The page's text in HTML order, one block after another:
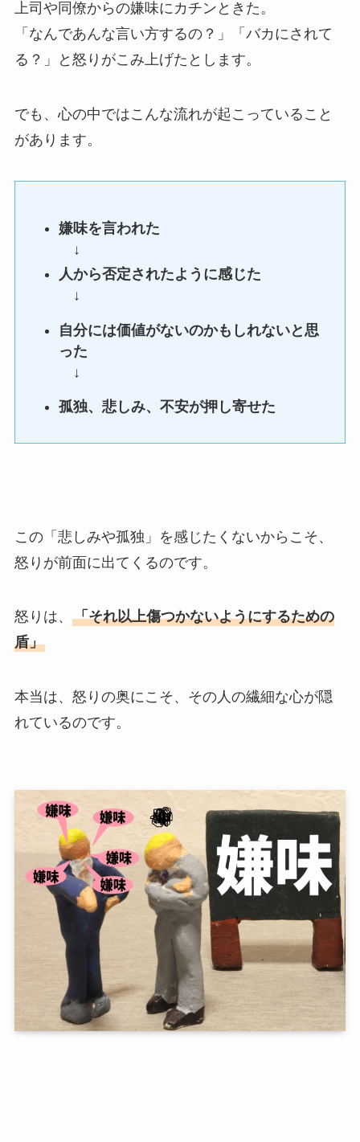
上司や同僚からの嫌味にカチンときた。
「なんであんな言い方するの？」「バカにされて
る？」と怒りがこみ上げたとします。
でも、心の中ではこんな流れが起こっていること
があります。
嫌味を言われた
↓
人から否定されたように感じた
↓
自分には価値がないのかもしれないと思
った
↓
孤独、悲しみ、不安が押し寄せた
この「悲しみや孤独」を感じたくないからこそ、
怒りが前面に出てくるのです。
怒りは、 「それ以上傷つかないようにするための
盾」
本当は、怒りの奥にこそ、その人の繊細な心が隠
れているのです。